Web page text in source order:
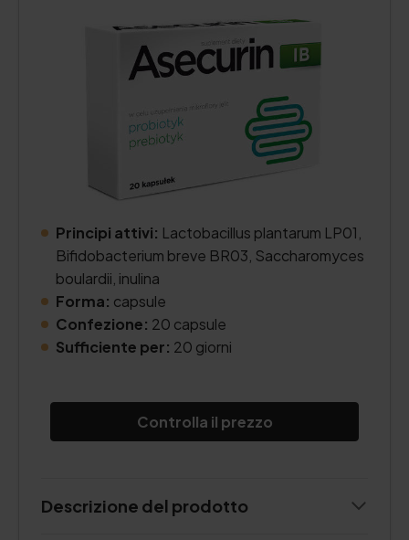
Principi attivi: Lactobacillus plantarum LP01,
Bifidobacterium breve BR03, Saccharomyces
boulardii, inulina
Forma: capsule
Confezione: 20 capsule
Sufficiente per: 20 giorni
Controlla il prezzo
Descrizione del prodotto